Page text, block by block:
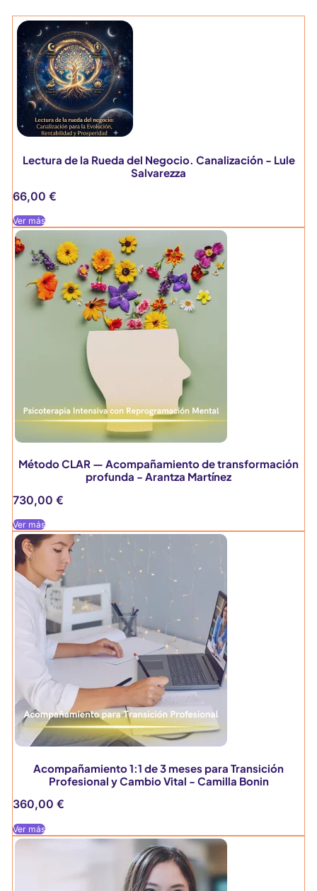
Lectura de la Rueda del Negocio. Canalización - Lule
Salvarezza
66,00 €
Ver más
Método CLAR — Acompañamiento de transformación
profunda - Arantza Martínez
730,00 €
Ver más
Acompañamiento 1:1 de 3 meses para Transición
Profesional y Cambio Vital - Camilla Bonin
360,00 €
Ver más